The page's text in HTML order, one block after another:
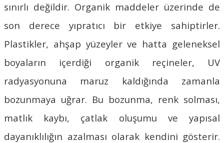
sınırlı değildir. Organik maddeler üzerinde de
son derece yıpratıcı bir etkiye sahiptirler.
Plastikler, ahşap yüzeyler ve hatta geleneksel
boyaların içerdiği organik reçineler, UV
radyasyonuna maruz kaldığında zamanla
bozunmaya uğrar. Bu bozunma, renk solması,
matlık kaybı, çatlak oluşumu ve yapısal
dayanıklılığın azalması olarak kendini gösterir.